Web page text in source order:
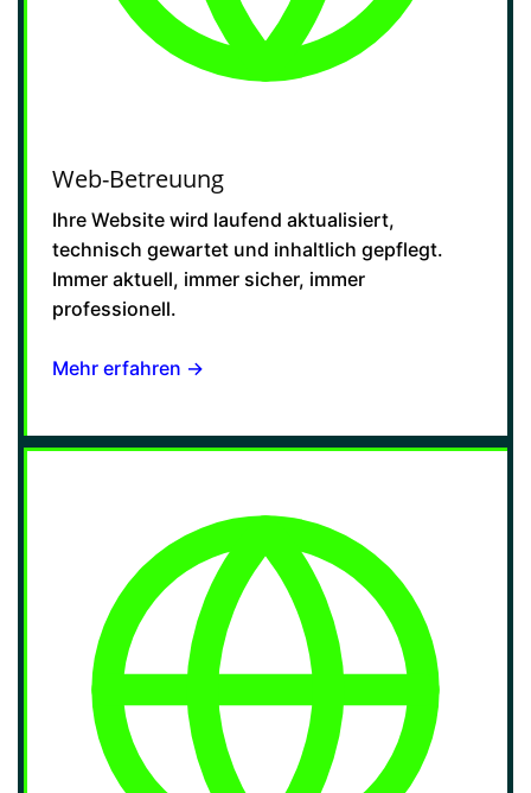
Web-Betreuung
Ihre Website wird laufend aktualisiert,
technisch gewartet und inhaltlich gepflegt.
Immer aktuell, immer sicher, immer
professionell.
Mehr erfahren →